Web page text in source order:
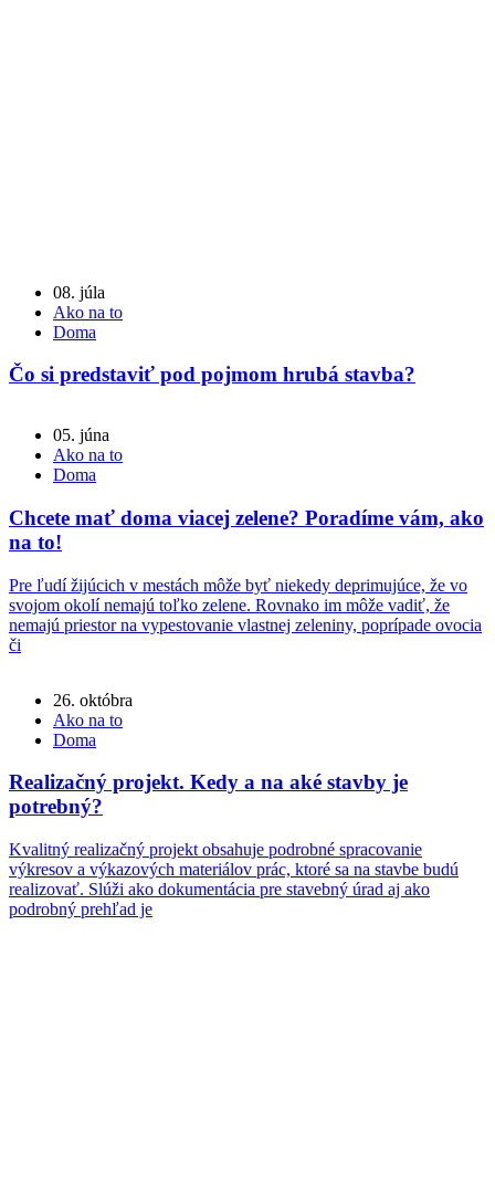
08. júla
Ako na to
Doma
Čo si predstaviť pod pojmom hrubá stavba?
05. júna
Ako na to
Doma
Chcete mať doma viacej zelene? Poradíme vám, ako
na to!
Pre ľudí žijúcich v mestách môže byť niekedy deprimujúce, že vo
svojom okolí nemajú toľko zelene. Rovnako im môže vadiť, že
nemajú priestor na vypestovanie vlastnej zeleniny, poprípade ovocia
či
26. októbra
Ako na to
Doma
Realizačný projekt. Kedy a na aké stavby je
potrebný?
Kvalitný realizačný projekt obsahuje podrobné spracovanie
výkresov a výkazových materiálov prác, ktoré sa na stavbe budú
realizovať. Slúži ako dokumentácia pre stavebný úrad aj ako
podrobný prehľad je